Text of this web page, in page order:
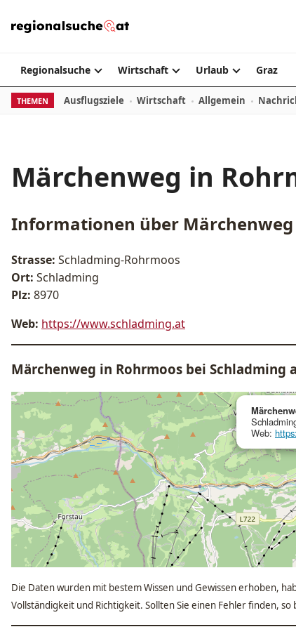
Regionalsuche Wirtschaft Urlaub Graz
THEMEN Ausflugsziele Wirtschaft Allgemein
Märchenweg in
Informationen über
Strasse: Schladming-Rohrmoos
Ort: Schladming
Plz: 8970
Web: https://www.schladming.at
Märchenweg in Rohrmoos bei Schladming
Web:
Die Daten wurden mit bestem Wissen und Gewissen erhoben,
Vollständigkeit und Richtigkeit. Sollten Sie einen Fehler finden,